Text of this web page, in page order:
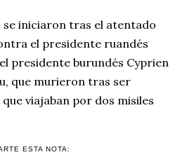
se iniciaron tras el atentado
el presidente ruandés
presidente burundés Cyprien
que murieron tras ser
viajaban por dos misiles
ESTA NOTA: